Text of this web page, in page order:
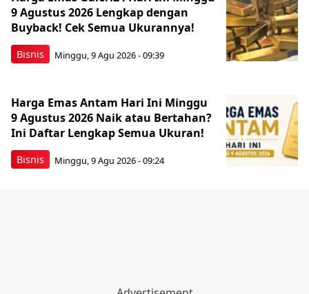
Bisnis
9 Agustus 2026 Lengkap dengan
Buyback! Cek Semua Ukurannya!
Minggu, 9 Agu 2026 - 09:39
Bisnis
Harga Emas Antam Hari Ini Minggu
9 Agustus 2026 Naik atau Bertahan?
Ini Daftar Lengkap Semua Ukuran!
Minggu, 9 Agu 2026 - 09:24